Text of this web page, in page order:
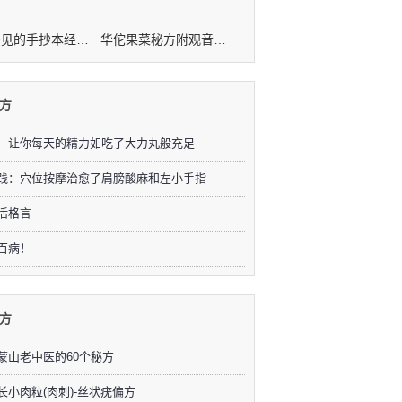
让你每天的精力如吃了大力丸般充足
：穴位按摩治愈了肩膀酸麻和左小手指
格言
病！
山老中医的60个秘方
小肉粒(肉刺)-丝状疣偏方